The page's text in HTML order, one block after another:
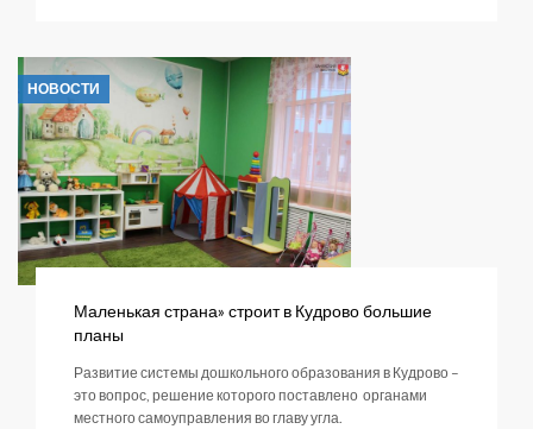
НОВОСТИ
Маленькая страна» строит в Кудрово большие
планы
Развитие системы дошкольного образования в Кудрово –
это вопрос, решение которого поставлено органами
местного самоуправления во главу угла.